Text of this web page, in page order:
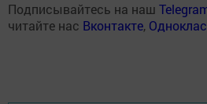
Подписывайтесь на наш
читайте нас Вконтакте,